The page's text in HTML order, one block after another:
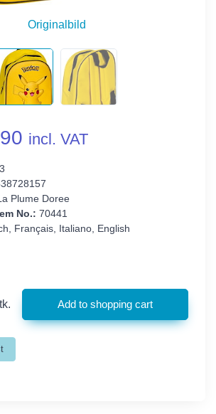
Originalbild
incl. VAT
Plume Doree
No.: 70441
Français, Italiano, English